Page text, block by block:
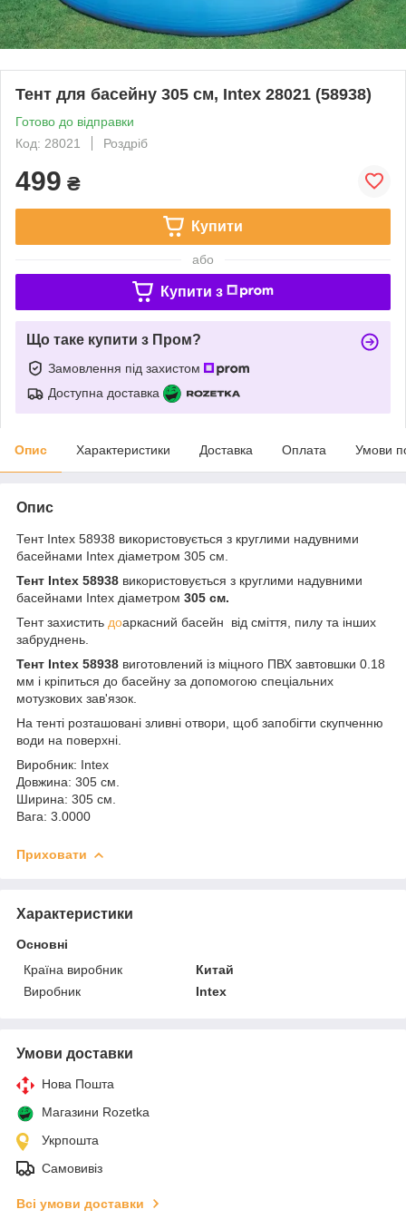
Тент для басейну 305 см, Intex 28021 (58938)
Готово до відправки
Код: 28021
Роздріб
499 ₴
Купити
або
Купити з
Що таке купити з Пром?
Замовлення під захистом
Доступна доставка
Опис Характеристики Доставка Оплата Умови
Опис
Тент Intex 58938 використовується з круглими надувними
басейнами Intex діаметром 305 см.
Тент Intex 58938 використовується з круглими надувними
басейнами Intex діаметром 305 см.
Тент захистить доаркасний басейн від сміття, пилу та інших
забруднень.
Тент Intex 58938 виготовлений із міцного ПВХ завтовшки 0.18
мм і кріпиться до басейну за допомогою спеціальних
мотузкових зав'язок.
На тенті розташовані зливні отвори, щоб запобігти скупченню
води на поверхні.
Виробник: Intex
Довжина: 305 см.
Ширина: 305 см.
Вага: 3.0000
Приховати
Характеристики
Основні
Країна виробник
Китай
Виробник
Intex
Умови доставки
Нова Пошта
Магазини Rozetka
Укрпошта
Самовивіз
Всі умови доставки